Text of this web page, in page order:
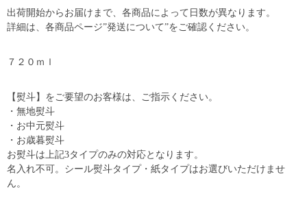
７２０ｍｌ
【熨斗】をご要望のお客様は、ご指示ください。
・無地熨斗
・お中元熨斗
・お歳暮熨斗
お熨斗は上記3タイプのみの対応となります。
名入れ不可。シール熨斗タイプ・紙タイプはお選びいただけませ
ん。
出荷開始からお届けまで、各商品によって日数が異なります。
詳細は、各商品ページ”発送について”をご確認ください。